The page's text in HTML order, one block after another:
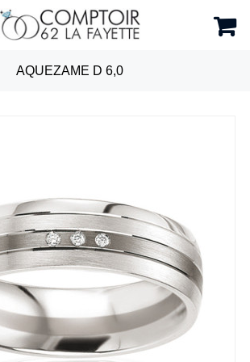
AQUEZAME D 6,0